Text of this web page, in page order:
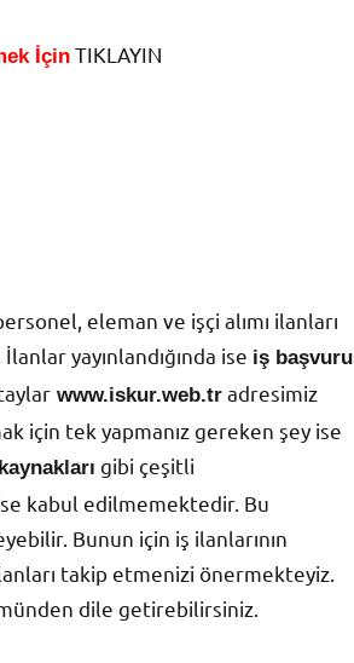
İçin TIKLAYIN
eleman ve işçi alımı ilanları
yayınlandığında ise iş başvuru
www.iskur.web.tr adresimiz
için tek yapmanız gereken şey ise
gibi çeşitli
kabul edilmemektedir. Bu
Bunun için iş ilanlarının
takip etmenizi önermekteyiz.
dile getirebilirsiniz.